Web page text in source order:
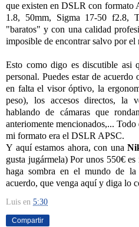
que existen en DSLR con formato
1.8, 50mm, Sigma 17-50 f2.8,
"baratos" y con una calidad
imposible de encontrar salvo por
Esto como digo es discutible asi
personal. Puedes estar de
en falta el visor óptivo, la
peso), los accesos directos, la
hablando de cámaras que
anteriomente mencionados,...
mi formato era el DSLR APSC.
Y aquí estamos ahora, con una
gusta jugármela) Por unos 550€
haga sombra en el mundo de
acuerdo, que venga aquí y diga lo
Luis en 5:30
Compartir